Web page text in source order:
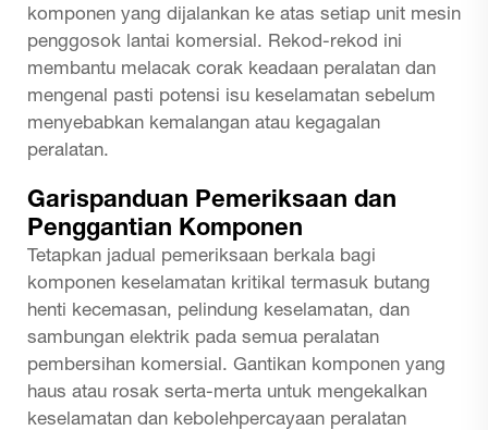
komponen yang dijalankan ke atas setiap unit mesin
penggosok lantai komersial. Rekod-rekod ini
membantu melacak corak keadaan peralatan dan
mengenal pasti potensi isu keselamatan sebelum
menyebabkan kemalangan atau kegagalan
peralatan.
Garispanduan Pemeriksaan dan
Penggantian Komponen
Tetapkan jadual pemeriksaan berkala bagi
komponen keselamatan kritikal termasuk butang
henti kecemasan, pelindung keselamatan, dan
sambungan elektrik pada semua peralatan
pembersihan komersial. Gantikan komponen yang
haus atau rosak serta-merta untuk mengekalkan
keselamatan dan kebolehpercayaan peralatan